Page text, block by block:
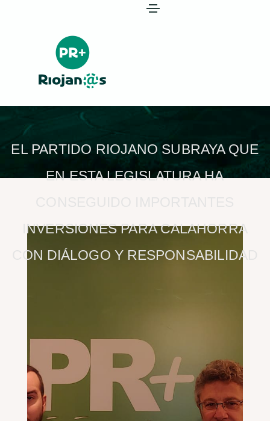
EL PARTIDO RIOJANO SUBRAYA QUE
EN ESTA LEGISLATURA HA
INVERSIONES PARA CALAHORRA
CON DIÁLOGO Y RESPONSABILIDAD